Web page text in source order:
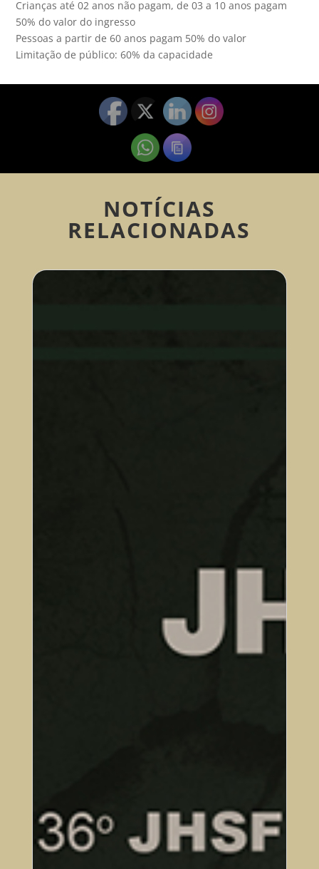
Crianças até 02 anos não pagam, de 03 a 10 anos pagam
50% do valor do ingresso
Pessoas a partir de 60 anos pagam 50% do valor
Limitação de público: 60% da capacidade
NOTÍCIAS
RELACIONADAS